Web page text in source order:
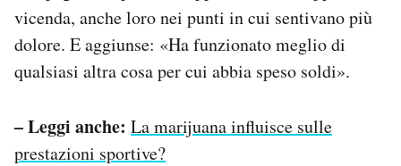
vicenda, anche loro nei punti in cui sentivano più
dolore. E aggiunse: «Ha funzionato meglio di
qualsiasi altra cosa per cui abbia speso soldi».
– Leggi anche: La marijuana influisce sulle
prestazioni sportive?